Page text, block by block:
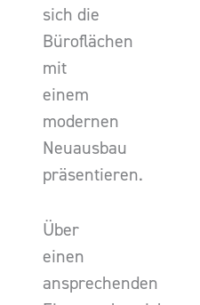
sich die
Büroflächen
mit
einem
modernen
Neuausbau
präsentieren.
Über
einen
ansprechenden